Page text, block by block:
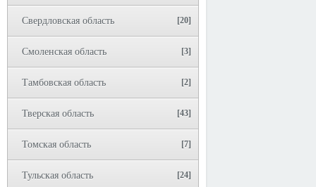
Свердловская область [20]
Смоленская область [3]
Тамбовская область [2]
Тверская область [43]
Томская область [7]
Тульская область [24]